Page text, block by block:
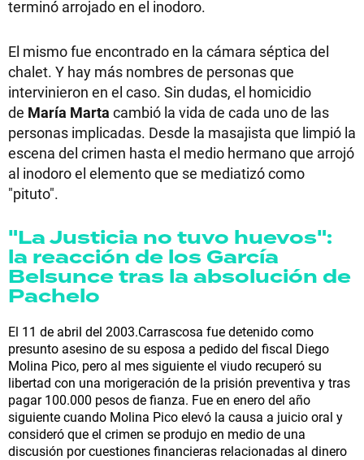
terminó arrojado en el inodoro.
El mismo fue encontrado en la cámara séptica del
chalet. Y hay más nombres de personas que
intervinieron en el caso. Sin dudas, el homicidio
de María Marta cambió la vida de cada uno de las
personas implicadas. Desde la masajista que limpió la
escena del crimen hasta el medio hermano que arrojó
al inodoro el elemento que se mediatizó como
"pituto".
"La Justicia no tuvo huevos":
la reacción de los García
Belsunce tras la absolución de
Pachelo
El 11 de abril del 2003.Carrascosa fue detenido como
presunto asesino de su esposa a pedido del fiscal Diego
Molina Pico, pero al mes siguiente el viudo recuperó su
libertad con una morigeración de la prisión preventiva y tras
pagar 100.000 pesos de fianza. Fue en enero del año
siguiente cuando Molina Pico elevó la causa a juicio oral y
consideró que el crimen se produjo en medio de una
discusión por cuestiones financieras relacionadas al dinero